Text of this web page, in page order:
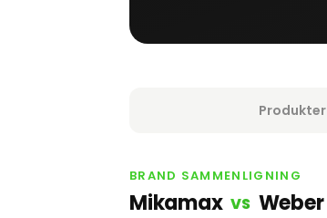
Produkter
BRAND SAMMENLIGNING
Mikamax VS Weber